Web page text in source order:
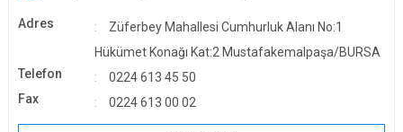
Adres
Züferbey Mahallesi Cumhurluk Alanı No:1
Hükümet Konağı Kat:2 Mustafakemalpaşa/BURSA
Telefon
0224 613 45 50
Fax
0224 613 00 02